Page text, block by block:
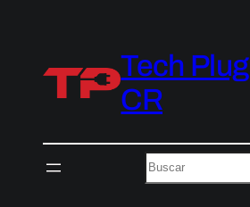
Tech Plug
CR
Buscar